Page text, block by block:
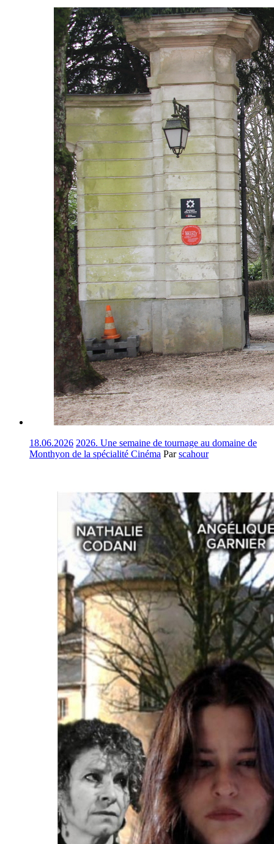
18.06.2026 2026. Une semaine de tournage au domaine de
Monthyon de la spécialité Cinéma Parscahour